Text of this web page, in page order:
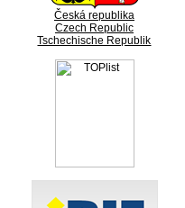
Česká republika
Czech Republic
Tschechische Republik